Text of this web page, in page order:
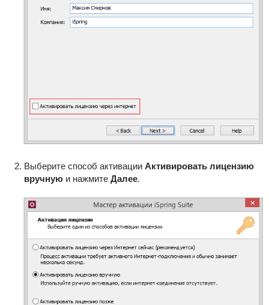
Выберите способ активации Активировать лицензию
вручнуюи нажмите Далее.